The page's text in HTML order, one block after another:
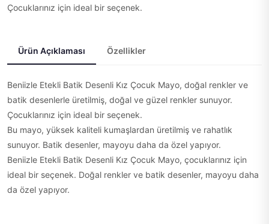
Çocuklarınız için ideal bir seçenek.
Ürün Açıklaması Özellikler
Beniizle Etekli Batik Desenli Kız Çocuk Mayo, doğal renkler ve
batik desenlerle üretilmiş, doğal ve güzel renkler sunuyor.
Çocuklarınız için ideal bir seçenek.
Bu mayo, yüksek kaliteli kumaşlardan üretilmiş ve rahatlık
sunuyor. Batik desenler, mayoyu daha da özel yapıyor.
Beniizle Etekli Batik Desenli Kız Çocuk Mayo, çocuklarınız için
ideal bir seçenek. Doğal renkler ve batik desenler, mayoyu daha
da özel yapıyor.